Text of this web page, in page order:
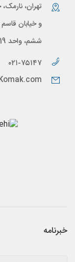
تهران،
ششم، واحد 19، کد پستی: 1646668634
۰۲۱-۷۵۱۴۷
خبرنامه